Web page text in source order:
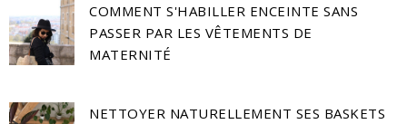
COMMENT S'HABILLER ENCEINTE SANS
PASSER PAR LES VÊTEMENTS DE
MATERNITÉ
NETTOYER NATURELLEMENT SES BASKETS